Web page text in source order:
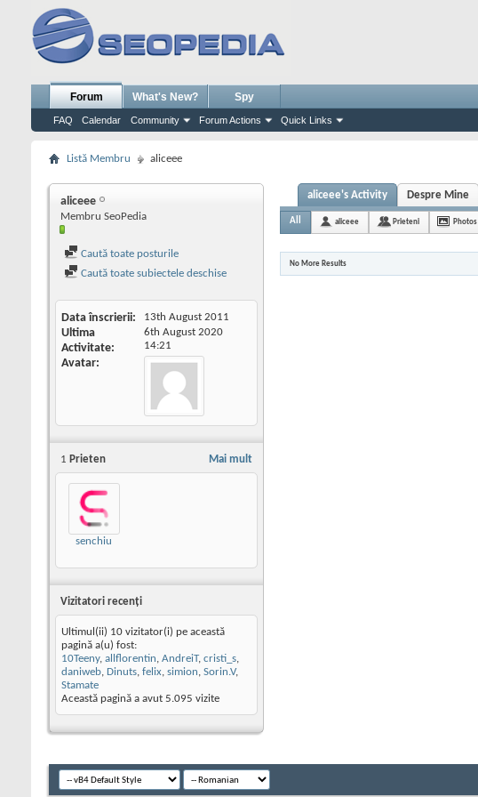
Forum
FAQ Calendar Community Forum Actions Quick Links
What's New? Spy
Listă Membru aliceee
aliceee
Membru SeoPedia
Caută toate posturile
Caută toate subiectele deschise
Data înscrierii 13th August 2011
Ultima
Activitate
6th August 2020
14:21
Avatar
Mai mult
1 Prieten
senchiu
Vizitatori recenţi
Ultimul(ii) 10 vizitator(i) pe această
pagină a(u) fost:
10Teeny, allflorentin, AndreiT, cristi_s,
daniweb, Dinuts, felix, simion, Sorin.V,
Stamate
Această pagină a avut 5.095 vizite
aliceee's Activity Despre Mine
All aliceee Prieteni Photos
No More Results